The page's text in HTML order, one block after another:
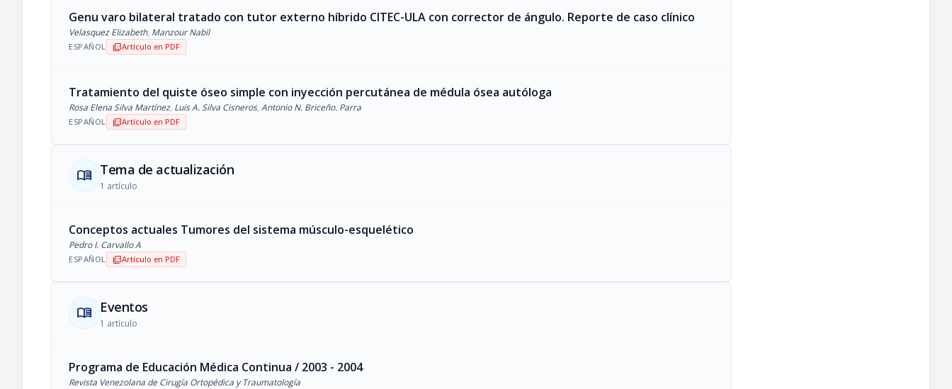
Genu varo bilateral tratado con tutor externo híbrido CITEC-ULA con corrector de ángulo. Reporte de caso clínico
Velasquez Elizabeth, Manzour Nabil
ESPAÑOL picture_as_pdfArtículo en PDF
Tratamiento del quiste óseo simple con inyección percutánea de médula ósea autóloga
Rosa Elena Silva Martínez, Luis A. Silva Cisneros, Antonio N. Briceño. Parra
ESPAÑOL picture_as_pdfArtículo en PDF
menu_book Tema de actualización
1 artículo
Conceptos actuales Tumores del sistema músculo-esquelético
Pedro I. Carvallo A
ESPAÑOL picture_as_pdfArtículo en PDF
menu_book Eventos
1 artículo
Programa de Educación Médica Continua / 2003 - 2004
Revista Venezolana de Cirugía Ortopédica y Traumatología